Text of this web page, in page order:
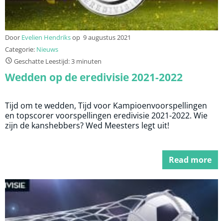
Door Evelien Hendriksop 9 augustus 2021
Categorie: Nieuws
Geschatte Leestijd: 3 minuten
Wedden op de eredivisie 2021-2022
Tijd om te wedden, Tijd voor Kampioenvoorspellingen
en topscorer voorspellingen eredivisie 2021-2022. Wie
zijn de kanshebbers? Wed Meesters legt uit!
Read more